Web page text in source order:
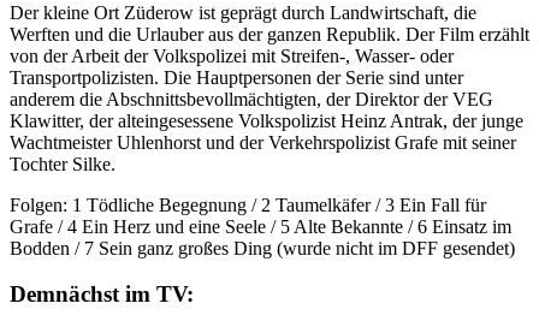
Der kleine Ort Züderow ist geprägt durch Landwirtschaft, die
Werften und die Urlauber aus der ganzen Republik. Der Film erzählt
von der Arbeit der Volkspolizei mit Streifen-, Wasser- oder
Transportpolizisten. Die Hauptpersonen der Serie sind unter
anderem die Abschnittsbevollmächtigten, der Direktor der VEG
Klawitter, der alteingesessene Volkspolizist Heinz Antrak, der junge
Wachtmeister Uhlenhorst und der Verkehrspolizist Grafe mit seiner
Tochter Silke.
Folgen: 1 Tödliche Begegnung / 2 Taumelkäfer / 3 Ein Fall für
Grafe / 4 Ein Herz und eine Seele / 5 Alte Bekannte / 6 Einsatz im
Bodden / 7 Sein ganz großes Ding (wurde nicht im DFF gesendet)
Demnächst im TV: